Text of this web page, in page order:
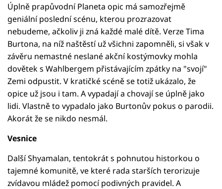
Úplně prapůvodní Planeta opic má samozřejmě
geniální poslední scénu, kterou prozrazovat
nebudeme, ačkoliv ji zná každé malé dítě. Verze Tima
Burtona, na níž naštěstí už všichni zapomněli, si však v
závěru nemastné neslané akční kostýmovky mohla
dovětek s Wahlbergem přistávajícím zpátky na "svojí"
Zemi odpustit. V kratičké scéně se totiž ukázalo, že
opice už jsou i tam. A vypadají a chovají se úplně jako
lidi. Vlastně to vypadalo jako Burtonův pokus o parodii.
Akorát že se nikdo nesmál.
Vesnice
Další Shyamalan, tentokrát s pohnutou historkou o
tajemné komunitě, ve které rada starších terorizuje
zvídavou mládež pomocí podivných pravidel. A